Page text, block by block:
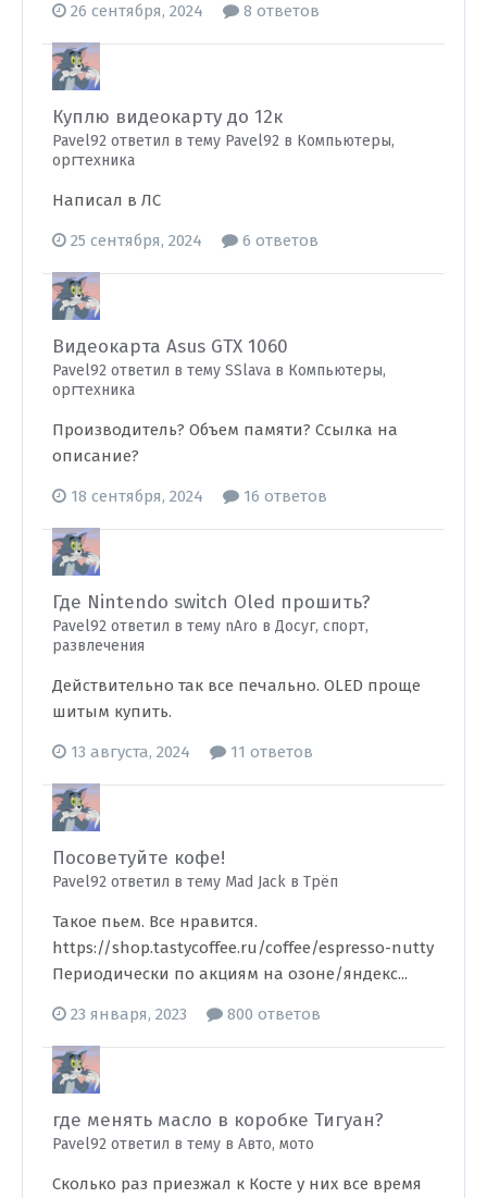
26 сентября, 2024 8 ответов
Куплю видеокарту до 12к
Pavel92 ответил в тему Pavel92 в Компьютеры,
оргтехника
Написал в ЛС
25 сентября, 2024 6 ответов
Видеокарта Asus GTX 1060
Pavel92 ответил в тему SSlava в Компьютеры,
оргтехника
Производитель? Объем памяти? Ссылка на
описание?
18 сентября, 2024 16 ответов
Где Nintendo switch Oled прошить?
Pavel92 ответил в тему nAro в Досуг, спорт,
развлечения
Действительно так все печально. OLED проще
шитым купить.
13 августа, 2024 11 ответов
Посоветуйте кофе!
Pavel92 ответил в тему Mad Jack в Трёп
Такое пьем. Все нравится.
https://shop.tastycoffee.ru/coffee/espresso-nutty
Периодически по акциям на озоне/яндекс...
23 января, 2023 800 ответов
где менять масло в коробке Тигуан?
Pavel92 ответил в тему в Авто, мото
Сколько раз приезжал к Косте у них все время